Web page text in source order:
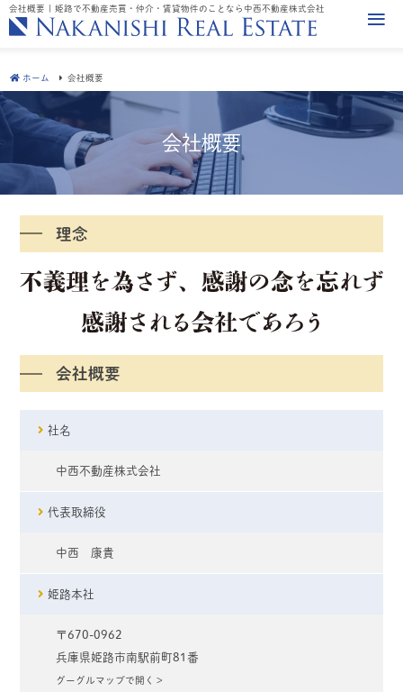
会社概要 | 姫路で不動産売買・仲介・賃貸物件のことなら中西不動産株式会社
ホーム 会社概要
会社概要
理念
会社概要
社名
中西不動産株式会社
代表取締役
中西 康貴
姫路本社
〒670-0962
兵庫県姫路市南駅前町81番
グーグルマップで開く＞